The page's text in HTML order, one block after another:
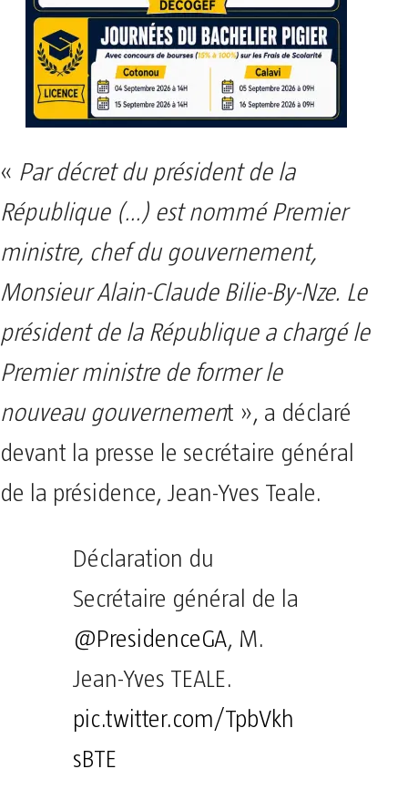
« Par décret du président de la
République (…) est nommé Premier
ministre, chef du gouvernement,
Monsieur Alain-Claude Bilie-By-Nze. Le
président de la République a chargé le
Premier ministre de former le
nouveau gouvernement », a déclaré
devant la presse le secrétaire général
de la présidence, Jean-Yves Teale.
Déclaration du
Secrétaire général de la
@PresidenceGA, M.
Jean-Yves TEALE.
pic.twitter.com/TpbVkh
sBTE